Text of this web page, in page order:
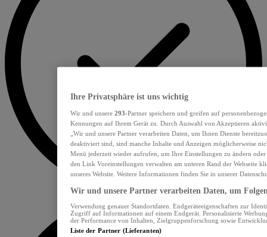
Ihre Privatsphäre ist uns wichtig
Wir und unsere 293-Partner speichern und greifen auf
Kennungen auf Ihrem Gerät zu. Durch Auswahl von Akzeptieren
„Wir und unsere Partner verarbeiten Daten, um Ihnen Dienste
deaktiviert sind, sind manche Inhalte und Anzeigen möglicherweise
Menü jederzeit wieder aufrufen, um Ihre Einstellungen zu ändern
den Link Voreinstellungen verwalten am unteren Rand der Webseite
unseres Website. Weitere Informationen finden Sie in unserer
Wir und unsere Partner verarbeiten Daten, um
Verwendung genauer Standortdaten. Endgeräteeigenschaften zur
Zugriff auf Informationen auf einem Endgerät. Personalisierte
der Performance von Inhalten, Zielgruppenforschung sowie
Liste der Partner (Lieferanten)